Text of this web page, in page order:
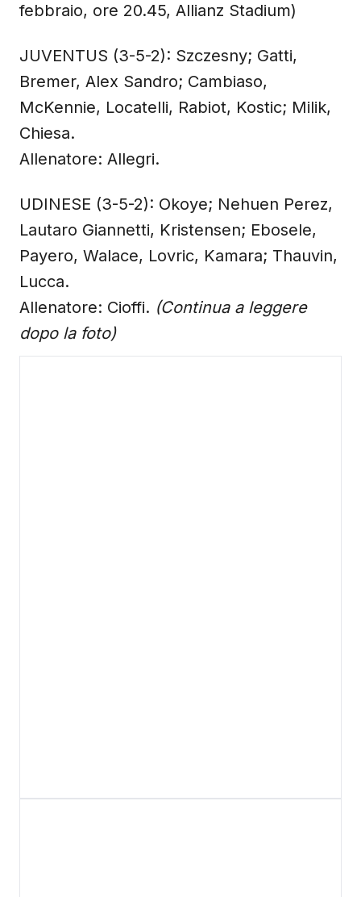
febbraio, ore 20.45, Allianz Stadium)
JUVENTUS (3-5-2): Szczesny; Gatti,
Bremer, Alex Sandro; Cambiaso,
McKennie, Locatelli, Rabiot, Kostic; Milik,
Chiesa.
Allenatore: Allegri.
UDINESE (3-5-2): Okoye; Nehuen Perez,
Lautaro Giannetti, Kristensen; Ebosele,
Payero, Walace, Lovric, Kamara; Thauvin,
Lucca.
Allenatore: Cioffi. (Continua a leggere
dopo la foto)